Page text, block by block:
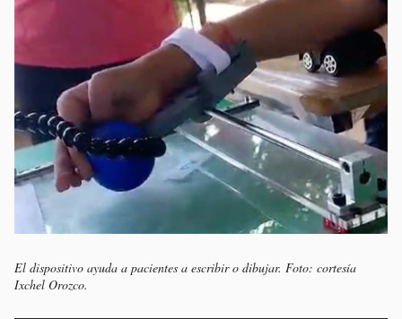
El dispositivo ayuda a pacientes a escribir o dibujar. Foto: cortesía
Ixchel Orozco.